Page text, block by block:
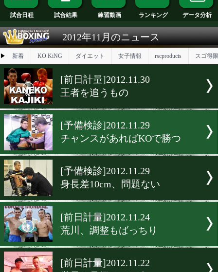
試合日程 試合結果 練習動画 ランキング
2012年11月のニュース
▶ 新着 KO KiNG ダイエット
[前日計量]2012.11.30
王者を追うもの
[予備検診]2012.11.29
[予備検診]2012.11.29
身長差10cm、問題ない